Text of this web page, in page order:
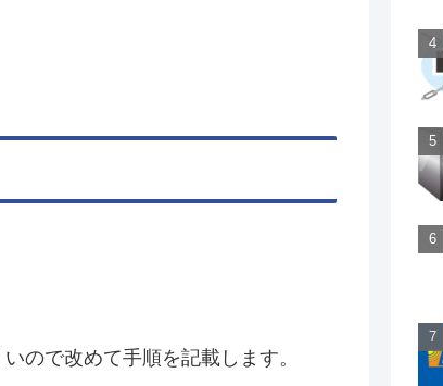
ので改めて手順を記載します。